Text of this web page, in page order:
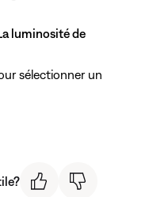
luminosité de
sélectionner un